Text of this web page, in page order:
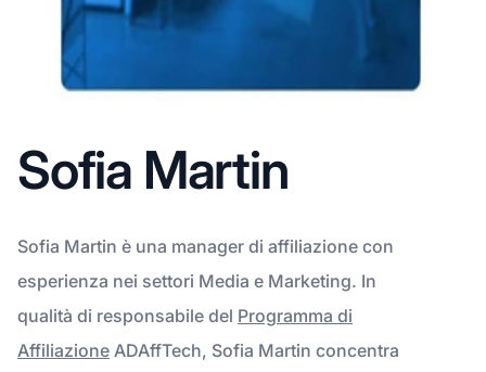
Sofia Martin
Sofia Martin è una manager di affiliazione con
esperienza nei settori Media e Marketing. In
qualità di responsabile del Programma di
Affiliazione ADAffTech, Sofia Martin concentra